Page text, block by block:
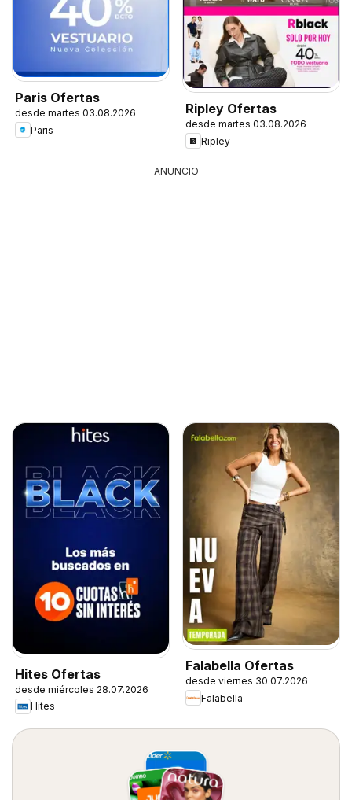
Paris Ofertas
desde martes 03.08.2026
Paris
Ripley Ofertas
desde martes 03.08.2026
Ripley
ANUNCIO
Hites Ofertas
desde miércoles 28.07.2026
Hites
Falabella Ofertas
desde viernes 30.07.2026
Falabella